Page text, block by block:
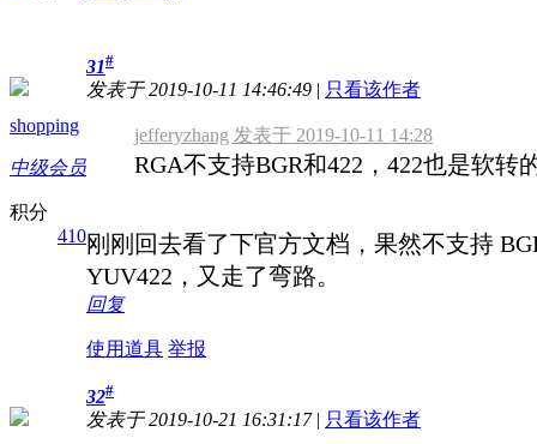
shopping
中级会员
积分
410
31#
发表于 2019-10-11 14:46:49 | 只看该作者
jefferyzhang 发表于 2019-10-11 14:28
RGA不支持BGR和422，422也是软转
刚刚回去看了下官方文档，果然不支持
YUV422，又走了弯路。
回复
使用道具 举报
32#
发表于 2019-10-21 16:31:17 | 只看该作者